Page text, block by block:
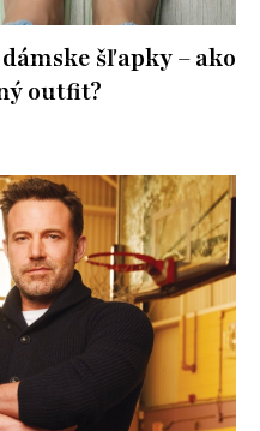
šľapky – ako
outfit?